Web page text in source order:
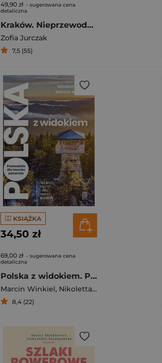
49,90 zł - sugerowana cena
detaliczna
Kraków. Nieprzewodnik dla turystów i mieszkańców
Zofia Jurczak
7,5 (55)
KSIĄŻKA
34,50 zł
69,00 zł - sugerowana cena
detaliczna
Polska z widokiem. Przewodnik dla łowców panoram. 104 wieże, szczyty i inne punkty widokowe
Marcin Winkiel, Nikoletta Kula
8,4 (22)